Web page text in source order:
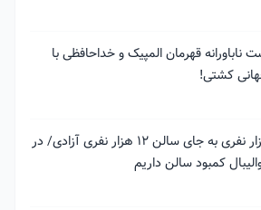
قهرمان المپیک و خداحافظی با
کشتی!
سالن ۱۸ هزار نفری به جای سالن ۱۲ هزار نفری آزادی/ در
کمبود سالن داریم